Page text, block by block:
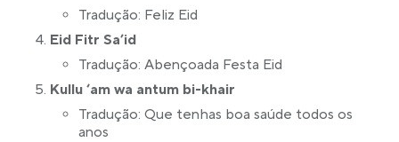
Tradução: Feliz Eid
Eid Fitr Sa’id
Tradução: Abençoada Festa Eid
Kullu ‘am wa antum bi-khair
Tradução: Que tenhas boa saúde todos os
anos